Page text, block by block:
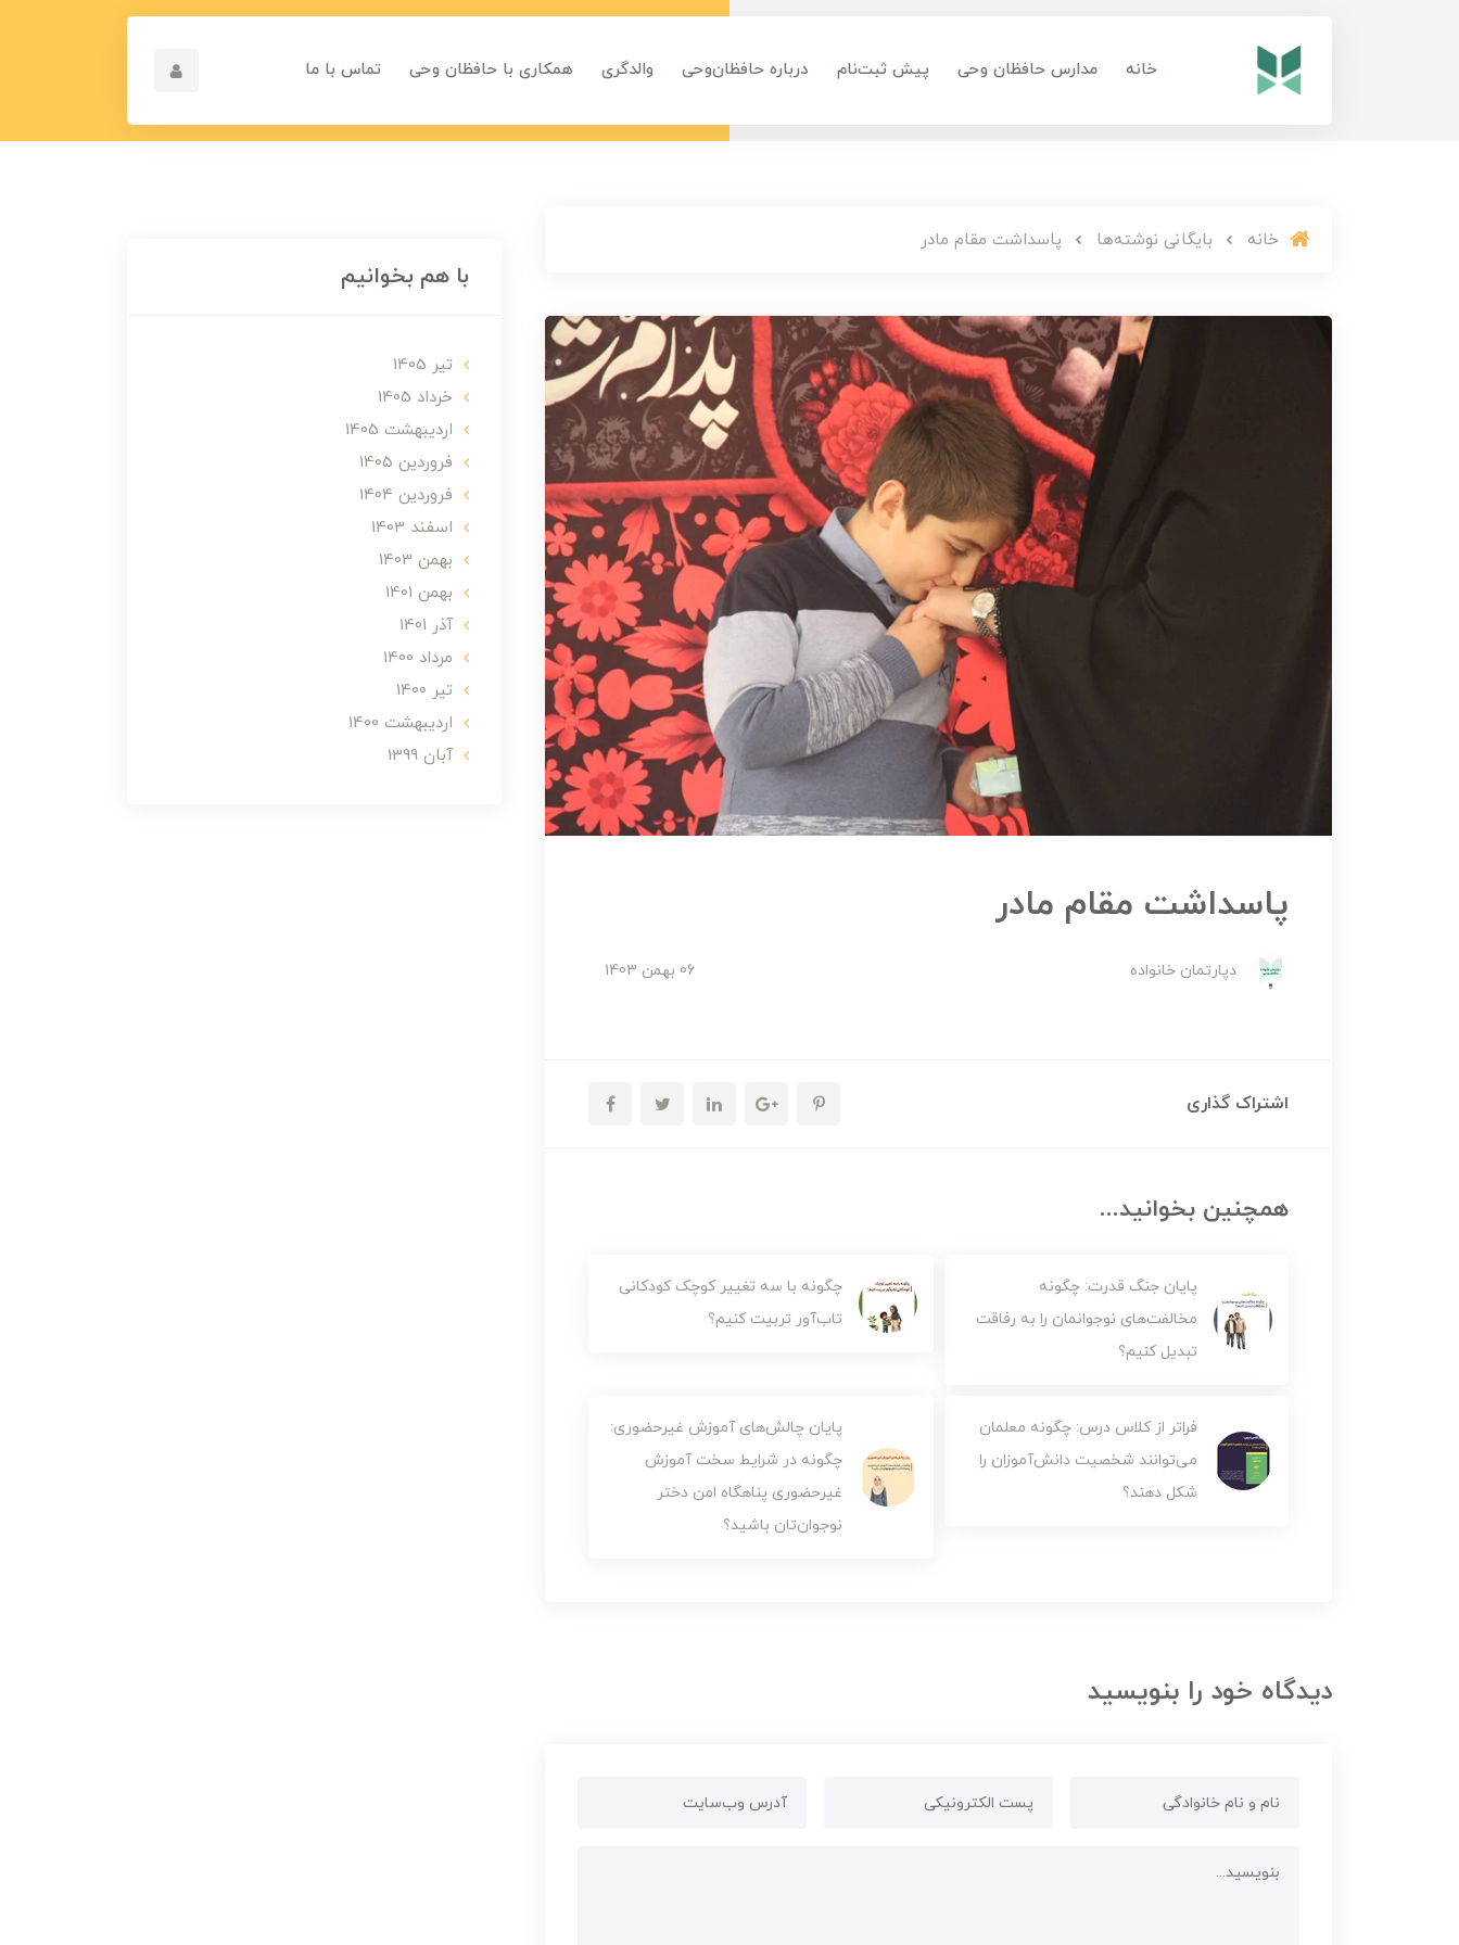
خانه مدارس حافظان وحی پیش ثبت‌نام درباره حافظان‌وحی والدگری همکاری با حافظان وحی تماس با ما
خانه بایگانی نوشته‌ها پاسداشت مقام مادر
پاسداشت مقام مادر
دپارتمان خانواده 06 بهمن 1403
اشتراک گذاری
همچنین بخوانید...
پایان جنگ قدرت: چگونه
مخالفت‌های نوجوانمان را به رفاقت
تبدیل کنیم؟
چگونه با سه تغییر کوچک کودکانی
تاب‌آور تربیت کنیم؟
فراتر از کلاس درس: چگونه معلمان
می‌توانند شخصیت دانش‌آموزان را
شکل دهند؟
پایان چالش‌های آموزش‌ غیرحضوری:
چگونه در شرایط سخت آموزش
غیرحضوری پناهگاه امن دختر
نوجوان‌تان باشید؟
دیدگاه خود را بنویسید
با هم بخوانیم
تير 1405
خرداد 1405
ارديبهشت 1405
فروردین 1405
فروردین 1404
اسفند 1403
بهمن 1403
بهمن 1401
آذر 1401
مرداد 1400
تير 1400
ارديبهشت 1400
آبان 1399